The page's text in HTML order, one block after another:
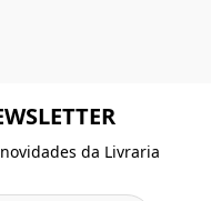
da Livraria